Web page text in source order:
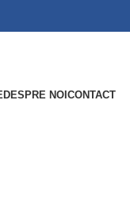
DESPRE NOI CONTACT